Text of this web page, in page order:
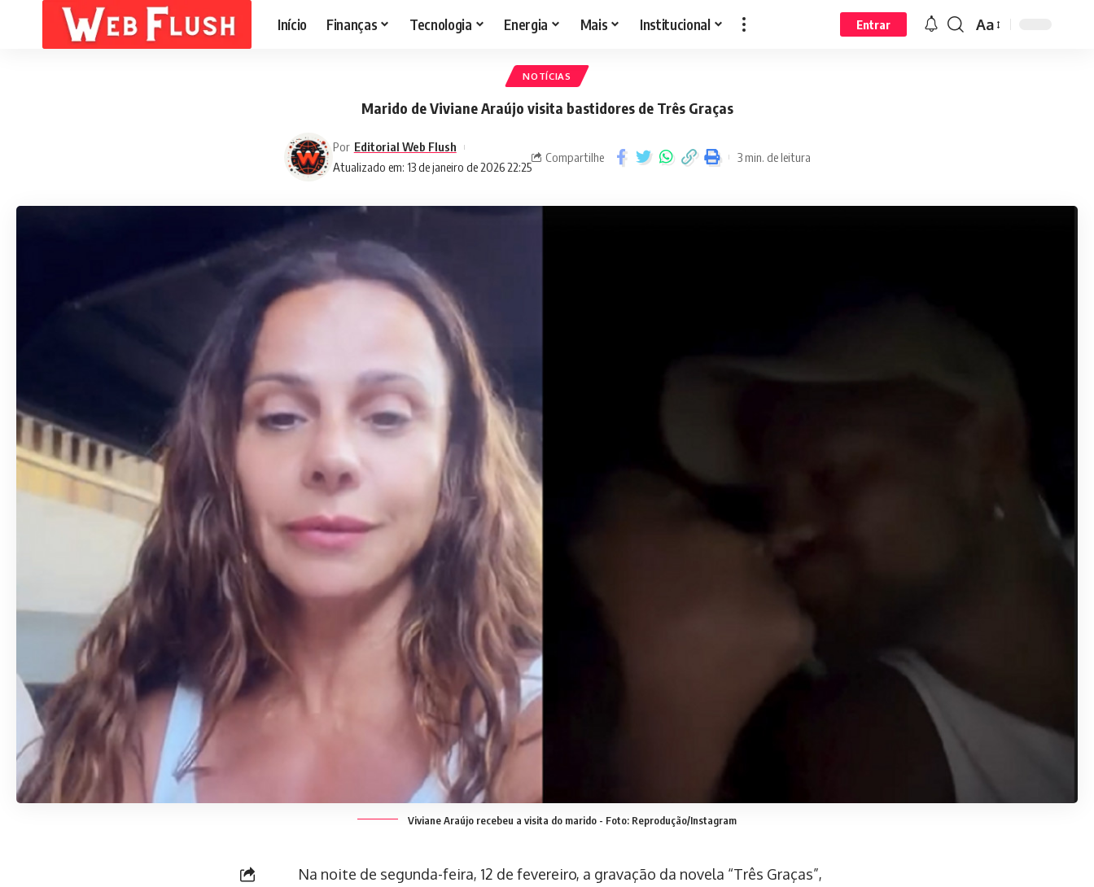
Início Finanças Tecnologia Energia Mais Institucional Entrar Aa
NOTÍCIAS
Marido de Viviane Araújo visita bastidores de Três Graças
Atualizado em: 13 de janeiro de 2026 22:25
Por Editorial Web Flush
Compartilhe 3 min. de leitura
Viviane Araújo recebeu a visita do marido - Foto: Reprodução/Instagram
Na noite de segunda-feira, 12 de fevereiro, a gravação da novela “Três Graças”,